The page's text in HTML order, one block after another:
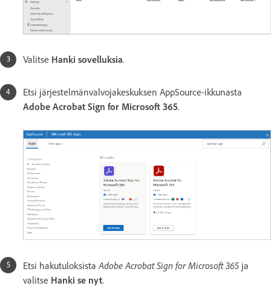
Valitse Hanki sovelluksia.
Etsi järjestelmänvalvojakeskuksen AppSource-ikkunasta
Adobe Acrobat Sign for Microsoft 365.
Etsi hakutuloksista Adobe Acrobat Sign for Microsoft 365 ja
valitse Hanki se nyt.